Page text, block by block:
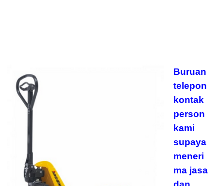
Buruan
telepon
kontak
person
kami
supaya
meneri
ma jasa